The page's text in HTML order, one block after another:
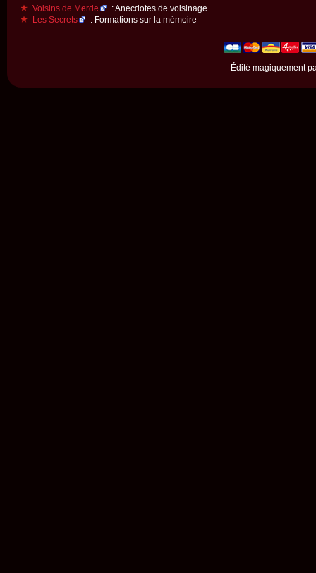
Voisins de Merde
: Anecdotes de voisinage
Les Secrets
: Formations sur la mémoire
Édité magiquement